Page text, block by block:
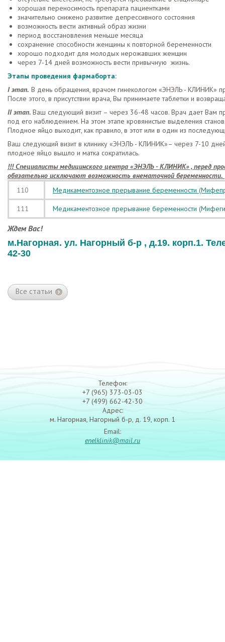
хорошая переносимость препарата пациентками
значительно снижено развитие депрессивного состояния
возможность вести активный образ жизни
период восстановления меньше месяца
сохранение способности женщины к повторной беременности
хорошо подходит для молодых нерожавших женщин
через 7-14 дней возможность вести привычную жизнь.
Этапы проведения фармаборта:
I этап. В день обращения, врачом гинекологом «ЭНЭЛЬ - КЛИНИК»
После этого, в присутствии врача, Вы принимаете таблетки и
II этап. Ваш следующий визит – через 36-48 часов. Врач дает Вам
под его наблюдением. На этом этапе кровянистые выделения
Плодное яйцо выходит, как правило, в этот или в один из
Ваш следующий визит в клинику «ЭНЭЛЬ - КЛИНИК»– через 7-10
плодное яйцо вышло и матка сократилась.
!!! Специалисты медицинского центра «ЭНЭЛЬ - КЛИНИК» , перед
обязательно исключают возможность внематочной беременности.
110
Медикаментозное прeрывание бeременности
111 Медикаментозное прерывание беременности
Ждем Вас!
м.Нагорная. ул. Нагорный б-р , д.19. корп.1.
42-30
Все статьи
Телефон:
+7 (965) 373-03-03
+7 (499) 662-42-30
Адрес:
м. Нагорная, Нагорный б-р, д. 19, корп. 1
Email:
enelklinik@mail.ru